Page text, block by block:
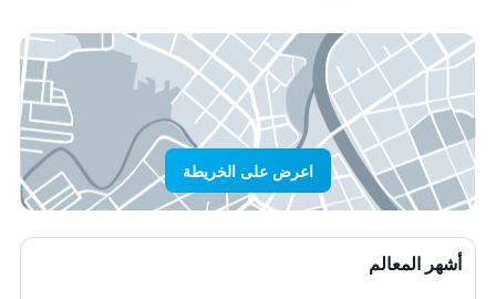
اعرض على الخريطة
أشهر المعالم